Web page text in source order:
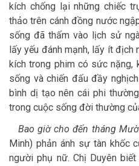
kích chống lại những chiếc
thảo trên cánh đồng nước
sống đã thấm vào lịch sử
lấy yếu đánh mạnh, lấy ít địch
kích trong phim có sức nặng,
sống và chiến đấu đầy
bình dị tạo nên cái phi
trong cuộc sống đời thường
Bao giờ cho đến tháng
Minh) phản ánh sự tàn khốc
người phụ nữ. Chị Duyên